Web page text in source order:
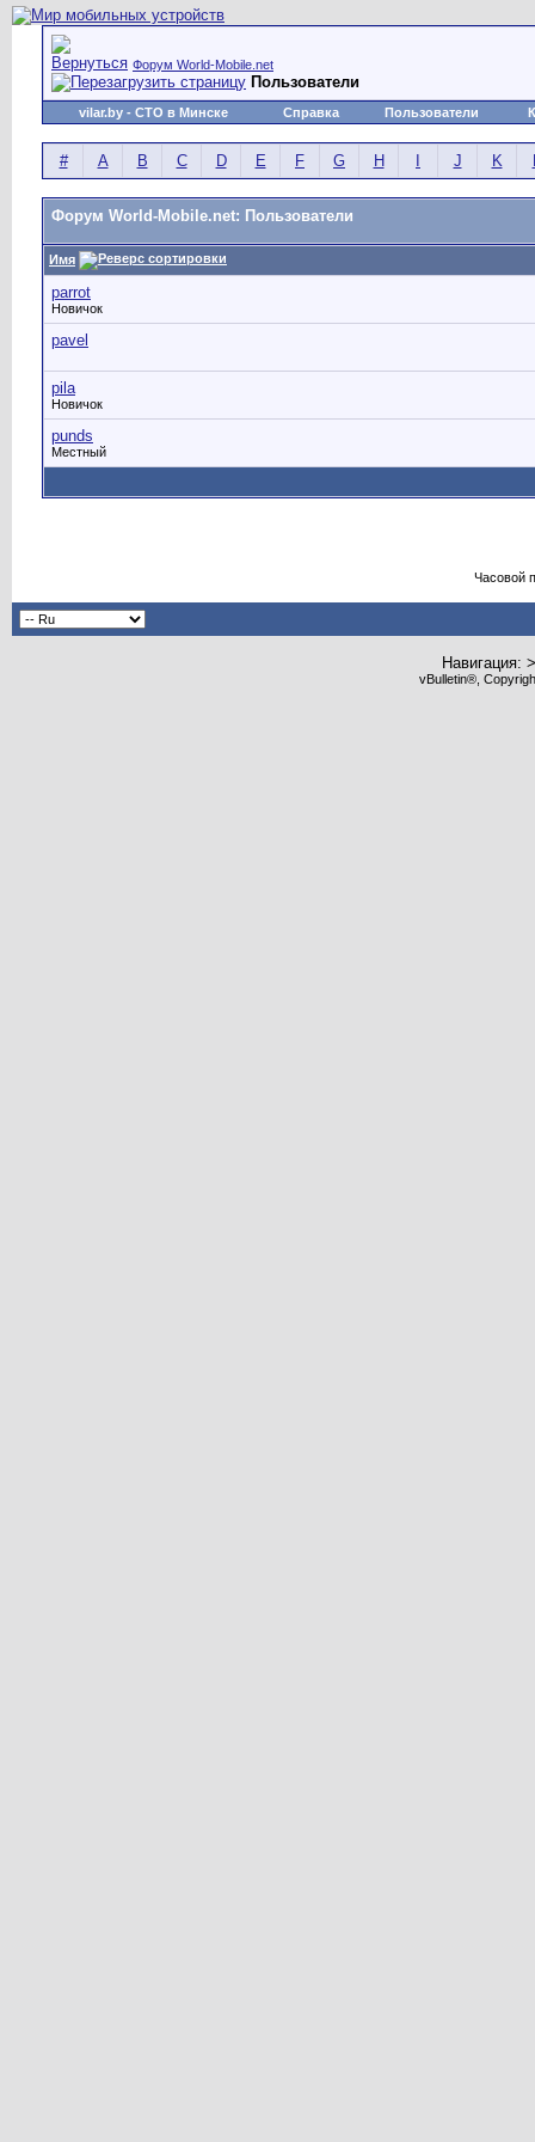
Форум World-Mobile.net
Пользователи
vilar.by - СТО в Минске Справка Пользователи
# A B C D E F G H J K
Форум World-Mobile.net: Пользователи
Имя
parrot
Новичок
pavel
pila
Новичок
punds
Местный
Часовой
Навигация:
vBulletin®,